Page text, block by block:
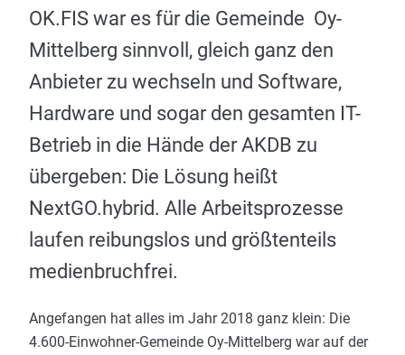
OK.FIS war es für die Gemeinde Oy-
Mittelberg sinnvoll, gleich ganz den
Anbieter zu wechseln und Software,
Hardware und sogar den gesamten IT-
Betrieb in die Hände der AKDB zu
übergeben: Die Lösung heißt
NextGO.hybrid. Alle Arbeitsprozesse
laufen reibungslos und größtenteils
medienbruchfrei.
Angefangen hat alles im Jahr 2018 ganz klein: Die
4.600-Einwohner-Gemeinde Oy-Mittelberg war auf der